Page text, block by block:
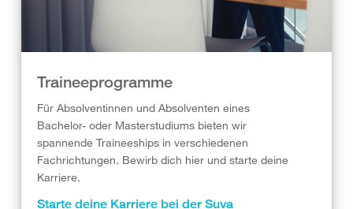
Traineeprogramme
Für Absolventinnen und Absolventen eines
Bachelor- oder Masterstudiums bieten wir
spannende Traineeships in verschiedenen
Fachrichtungen. Bewirb dich hier und starte deine
Karriere.
Starte deine Karriere bei der Suva